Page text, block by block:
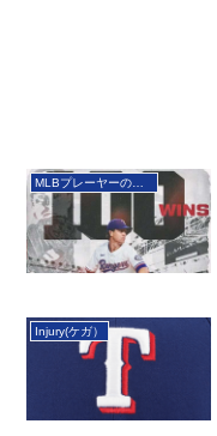
MLBプレーヤーの紹介
Injury(ケガ）